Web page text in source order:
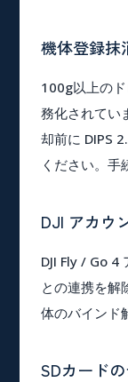
機体登録抹
100g以上の
務化されてい
却前に DIPS
ください。手
DJI アカウ
DJI Fly / Go 4
との連携を
体のバインド
SDカード